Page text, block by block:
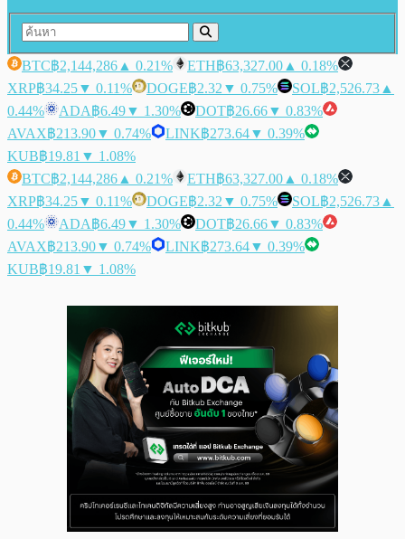
BTC฿2,144,286 ▲ 0.21% ETH฿63,327.00 ▲ 0.18%
XRP฿34.25▼ 0.11% DOGE฿2.32 ▼ 0.75% SOL฿2,526.73 ▲
0.44%
ADA฿6.49▼ 1.30% DOT฿26.66▼ 0.83%
AVAX฿213.90▼ 0.74% LINK฿273.64▼ 0.39%
KUB฿19.81 ▼ 1.08%
BTC฿2,144,286 ▲ 0.21% ETH฿63,327.00 ▲ 0.18%
XRP฿34.25▼ 0.11% DOGE฿2.32 ▼ 0.75% SOL฿2,526.73 ▲
0.44%
ADA฿6.49▼ 1.30% DOT฿26.66▼ 0.83%
AVAX฿213.90▼ 0.74% LINK฿273.64▼ 0.39%
KUB฿19.81 ▼ 1.08%